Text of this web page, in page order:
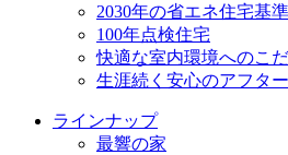
2030年の省エネ住宅基準
100年点検住宅
快適な室内環境へのこ
生涯続く安心のアフタ
ラインナップ
最響の家